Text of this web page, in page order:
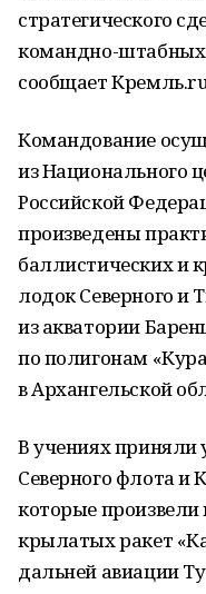
стратегического
командно-штабных
сообщает
Командование
из Национального
Российской
произведены
баллистических и
лодок Северного и
из акватории
по полигонам
в Архангельской
В учениях приняли
Северного флота и
которые
крылатых ракет
дальней авиации